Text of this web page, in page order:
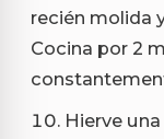
recién molida
Cocina por 2
Hierve